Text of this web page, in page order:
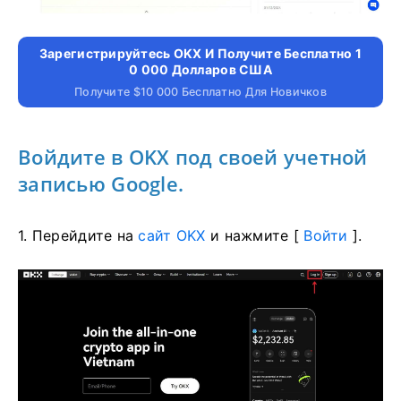
Зарегистрируйтесь OKX И Получите Бесплатно 1
0 000 Долларов США
Получите $10 000 Бесплатно Для Новичков
Войдите в OKX под своей учетной
записью Google.
1. Перейдите насайт OKX и нажмите [ Войти ].